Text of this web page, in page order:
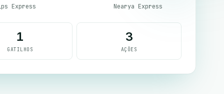
Express Nearya Express
1
GATILHOS
3
AÇÕES